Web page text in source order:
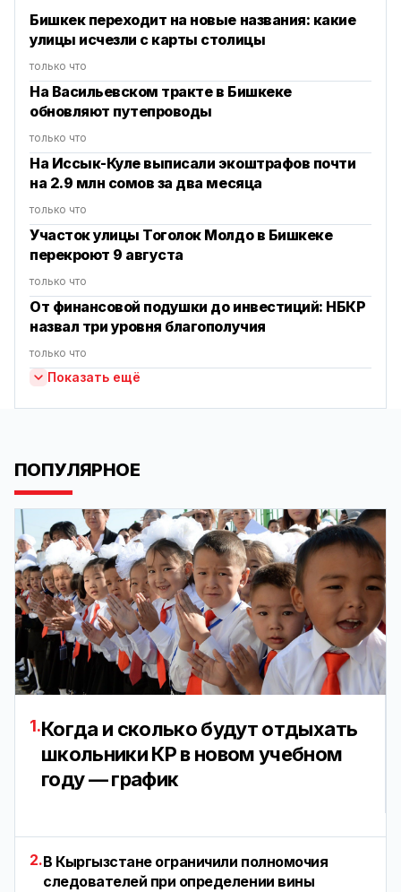
Бишкек переходит на новые названия: какие
улицы исчезли с карты столицы
только что
На Васильевском тракте в Бишкеке
обновляют путепроводы
только что
На Иссык-Куле выписали экоштрафов почти
на 2.9 млн сомов за два месяца
только что
Участок улицы Тоголок Молдо в Бишкеке
перекроют 9 августа
только что
От финансовой подушки до инвестиций: НБКР
назвал три уровня благополучия
только что
Показать ещё
ПОПУЛЯРНОЕ
1.Когда и сколько будут отдыхать
школьники КР в новом учебном
году — график
2.В Кыргызстане ограничили полномочия
следователей при определении вины